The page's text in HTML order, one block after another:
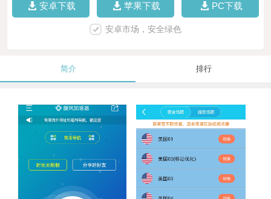
安卓下载 苹果下载 PC下载
安卓市场，安全绿色
简介 排行